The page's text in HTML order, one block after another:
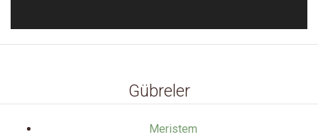
Gübreler
Meristem